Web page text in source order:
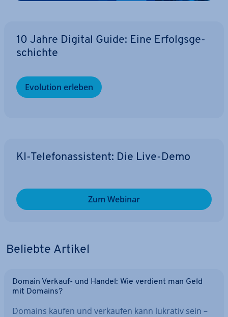
10 Jahre Digital Guide: Eine Er­folgs­ge­
schich­te
Evolution erleben
KI-Te­le­fon­as­sis­tent: Die Live-Demo
Zum Webinar
Beliebte Artikel
Domain Verkauf- und Handel: Wie verdient man Geld
mit Domains?
Domains kaufen und verkaufen kann lukrativ sein –